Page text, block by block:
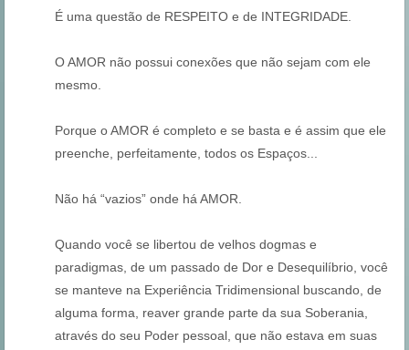
É uma questão de RESPEITO e de INTEGRIDADE.
O AMOR não possui conexões que não sejam com ele
mesmo.
Porque o AMOR é completo e se basta e é assim que ele
preenche, perfeitamente, todos os Espaços...
Não há “vazios” onde há AMOR.
Quando você se libertou de velhos dogmas e
paradigmas, de um passado de Dor e Desequilíbrio, você
se manteve na Experiência Tridimensional buscando, de
alguma forma, reaver grande parte da sua Soberania,
através do seu Poder pessoal, que não estava em suas